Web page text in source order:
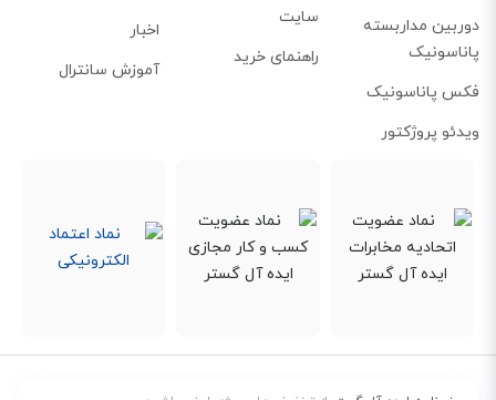
دارد با خبر کند. به طور مثال با گذاشتن گوشی بیسیم و فعال کردن حالت
مانیتورینگ در اتاق کودک و گذاشتن پایه نزدیک خودتان در صورت تشخیص صدای
گریه، تلفن بیسیم به پایه آلارم می فرستند و وضعیت را اطلاع‌رسانی می‌کند.
دوربین مداربسته
پاناسونیک
فکس پاناسونیک
ویدئو پروژکتور
سایت
راهنمای خرید
اخبار
آموزش سانترال